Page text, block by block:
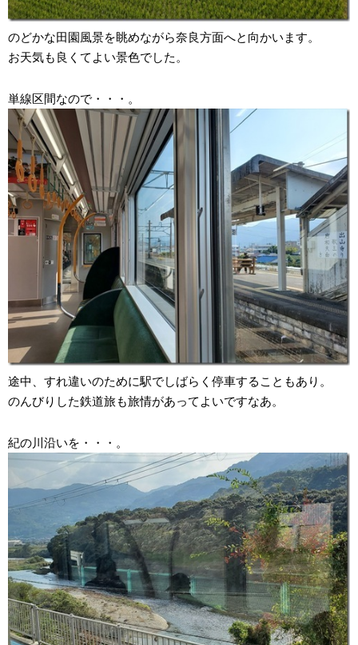
のどかな田園風景を眺めながら奈良方面へと向かいます。
お天気も良くてよい景色でした。
単線区間なので・・・。
途中、すれ違いのために駅でしばらく停車することもあり。
のんびりした鉄道旅も旅情があってよいですなあ。
紀の川沿いを・・・。